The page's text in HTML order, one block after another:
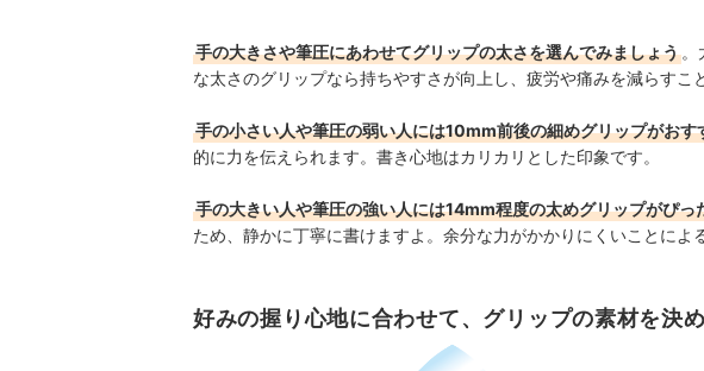
手の大きさや筆圧にあわせてグリップの太さを選んでみましょう 。
な太さのグリップなら持ちやすさが向上し、疲労や痛みを減らすこ
手の小さい人や筆圧の弱い人には10mm前後の細めグリップがおす
的に力を伝えられます。書き心地はカリカリとした印象です。
手の大きい人や筆圧の強い人には14mm程度の太めグリップがぴっ
ため、静かに丁寧に書けますよ。余分な力がかかりにくいことによ
好みの握り心地に合わせて、グリップの素材を決